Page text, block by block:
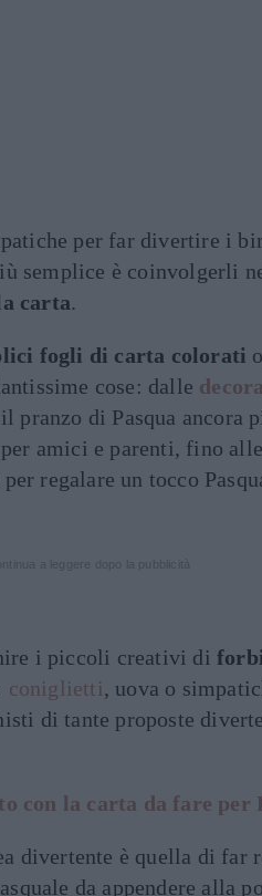
per far divertire i
semplice è coinvolgerli
carta.
fogli di carta colorati
cose: dalle
pranzo di Pasqua ancora
amici e parenti, fino alle
regalare un tocco
i piccoli creativi di
coniglietti, uova o
di tante proposte
con la carta da fare per
divertente è quella di far
da appendere alla